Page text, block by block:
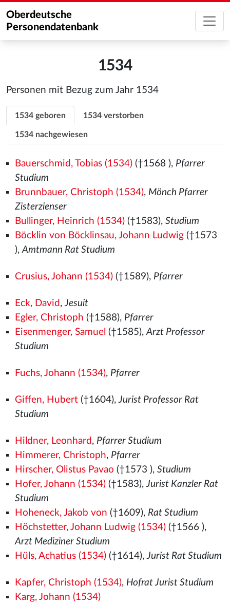
Oberdeutsche
Personendatenbank
1534
Personen mit Bezug zum Jahr 1534
1534 geboren 1534 verstorben
1534 nachgewiesen
Bauerschmid, Tobias (1534)(†1568 ), Pfarrer
Studium
Brunnbauer, Christoph (1534), Mönch Pfarrer
Zisterzienser
Bullinger, Heinrich (1534)(†1583), Studium
Böcklin von Böcklinsau, Johann Ludwig(†1573
),Amtmann Rat Studium
Crusius, Johann (1534)(†1589), Pfarrer
Eck, David ,Jesuit
Egler, Christoph (†1588), Pfarrer
Eisenmenger, Samuel (†1585),Arzt Professor
Studium
Fuchs, Johann (1534), Pfarrer
Giffen, Hubert(†1604),Jurist Professor Rat
Studium
Hildner, Leonhard , Pfarrer Studium
Himmerer, Christoph, Pfarrer
Hirscher, Olistus Pavao (†1573 ), Studium
Hofer, Johann (1534)(†1583),Jurist Kanzler Rat
Studium
Hoheneck, Jakob von (†1609), Rat Studium
Höchstetter, Johann Ludwig (1534)(†1566 ),
Arzt Mediziner Studium
Hüls, Achatius (1534)(†1614),Jurist Rat Studium
Kapfer, Christoph (1534), Hofrat Jurist Studium
Karg, Johann (1534)